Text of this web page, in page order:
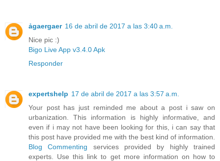
ảgaergaer 16 de abril de 2017 a las 3:40 a.m.
Nice pic :)
Bigo Live App v3.4.0 Apk
Responder
expertshelp 17 de abril de 2017 a las 3:57 a.m.
Your post has just reminded me about a post i saw on
urbanization. This information is highly informative, and
even if i may not have been looking for this, i can say that
this post have provided me with the best kind of information.
Blog Commenting services provided by highly trained
experts. Use this link to get more information on how to